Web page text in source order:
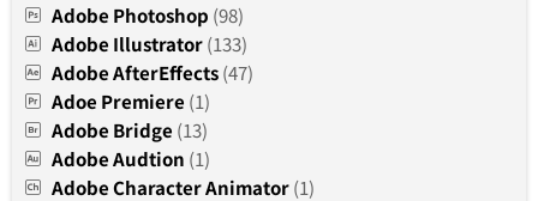
Adobe Photoshop (98)
Adobe Illustrator(133)
Adobe AfterEffects(47)
Adoe Premiere (1)
Adobe Bridge (13)
Adobe Audtion (1)
Adobe Character Animator(1)